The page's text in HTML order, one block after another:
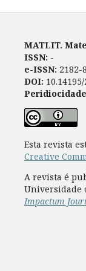
MATLIT.
ISSN: -
e-ISSN: 2182-
DOI:
Esta revista
Creative
A revista é
Universidade
Impactum